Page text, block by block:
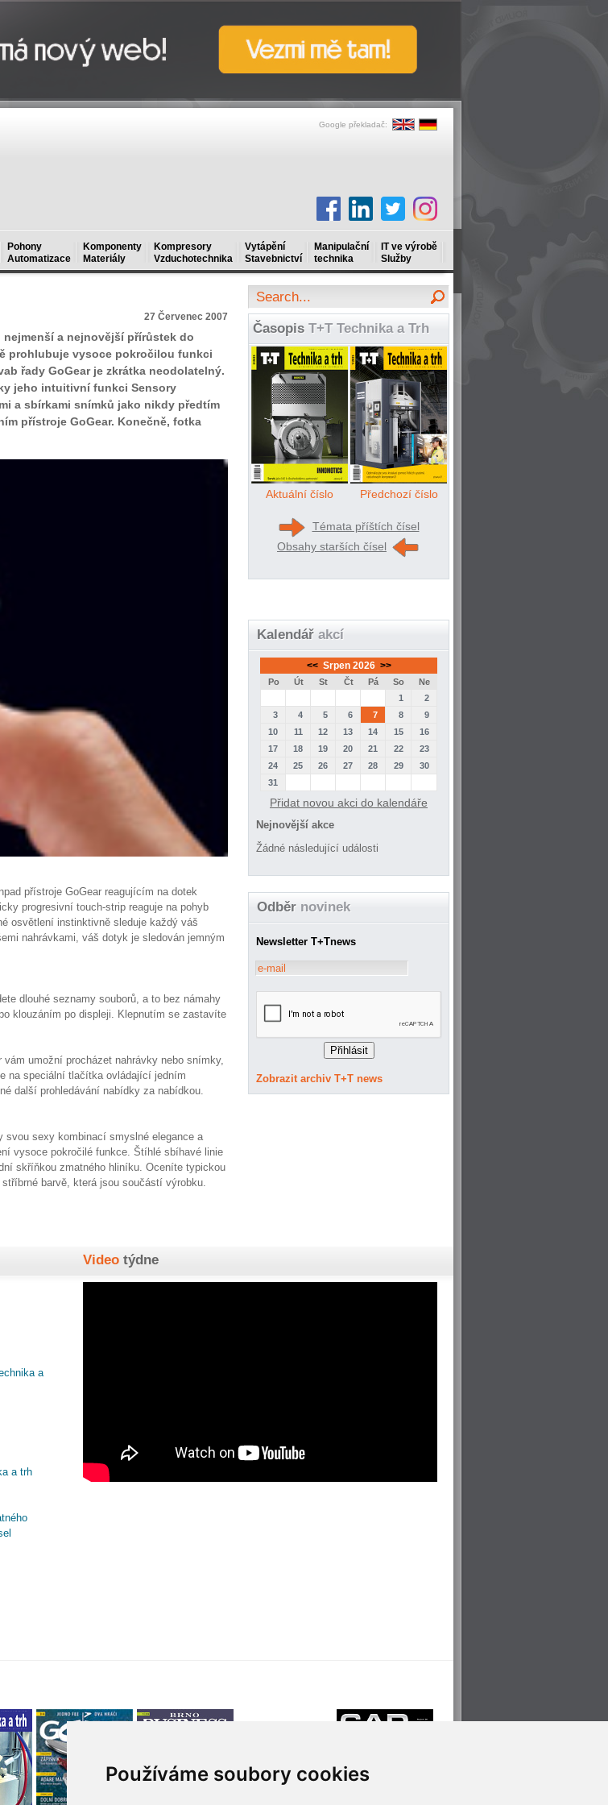
Používáme soubory cookies
Google překladač:
Pohony
Automatizace
Komponenty
Materiály
Kompresory
Vzduchotechnika
Vytápění
Stavebnictví
Manipulační
technika
IT ve výrobě
Služby
27 Červenec 2007
nejmenší a nejnovější přírůstek do
prohlubuje vysoce pokročilou funkci
řady GoGear je zkrátka neodolatelný.
jeho intuitivní funkci Sensory
a sbírkami snímků jako nikdy předtím
přístroje GoGear. Konečně, fotka
přístroje GoGear reagujícím na dotek
progresivní touch-strip reaguje na pohyb
osvětlení instinktivně sleduje každý váš
nahrávkami, váš dotyk je sledován jemným
dlouhé seznamy souborů, a to bez námahy
klouzáním po displeji. Klepnutím se zastavíte
umožní procházet nahrávky nebo snímky,
na speciální tlačítka ovládající jedním
další prohledávání nabídky za nabídkou.
svou sexy kombinací smyslné elegance a
vysoce pokročilé funkce. Štíhlé sbíhavé linie
skříňkou zmatného hliníku. Oceníte typickou
barvě, která jsou součástí výrobku.
Časopis T+T Technika a Trh
Aktuální číslo Předchozí číslo
Témata příštích čísel
Obsahy starších čísel
Kalendář akcí
<< Srpen 2026 >>
Po Út St Čt Pá So
Ne
1
2
3
4 5 6 7 8
9
10
11 12 13 14 15
16
17
18 19 20 21 22
23
24
25 26 27 28 29
30
31
Přidat novou akci do kalendáře
Nejnovější akce
Žádné následující události
Odběr novinek
Newsletter T+Tnews
Zobrazit archiv T+T news
a
a trh
Video týdne